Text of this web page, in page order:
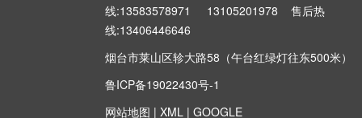
线:13583578971 13105201978 售后热
线:13406446646
烟台市莱山区轸大路58（午台红绿灯往东500米）
鲁ICP备19022430号-1
网站地图 | XML | GOOGLE